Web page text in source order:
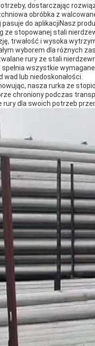
dostarczając
obróbka z
pasuje do aplikacjiNasz
ze stopowanej stali
trwałość i wysoka
wyborem dla różnych
rury ze stali
spełnia wszystkie
wad lub niedoskonałości.
nasza rurka ze
chroniony podczas
rury dla swoich potrzeb